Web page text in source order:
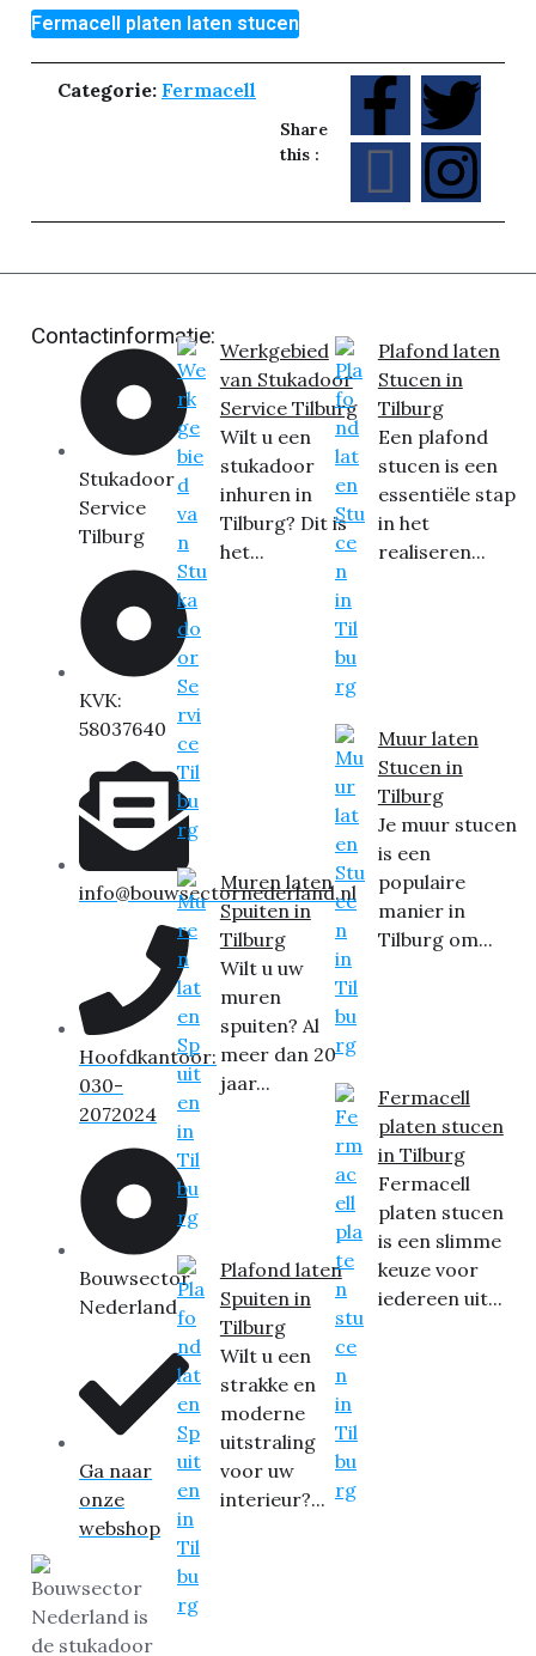
Fermacell platen laten stucen
Categorie: Fermacell
Share
this :
Contactinformatie:
Stukadoor
Service
Tilburg
KVK:
58037640
info@bouwsectornederland.nl
Hoofdkantoor:
030-
2072024
Bouwsector
Nederland
Ga naar
onze
webshop
Werkgebied
van Stukadoor
Service Tilburg
Wilt u een
stukadoor
inhuren in
Tilburg? Dit is
het...
Muren laten
Spuiten in
Tilburg
Wilt u uw
muren
spuiten? Al
meer dan 20
jaar...
Plafond laten
Spuiten in
Tilburg
Wilt u een
strakke en
moderne
uitstraling
voor uw
interieur?...
Plafond laten
Stucen in
Tilburg
Een plafond
stucen is een
essentiële stap
in het
realiseren...
Muur laten
Stucen in
Tilburg
Je muur stucen
is een
populaire
manier in
Tilburg om...
Fermacell
platen stucen
in Tilburg
Fermacell
platen stucen
is een slimme
keuze voor
iedereen uit...